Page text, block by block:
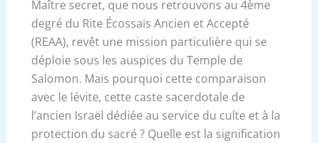
Maître secret, que nous retrouvons au 4ème
degré du Rite Écossais Ancien et Accepté
(REAA), revêt une mission particulière qui se
déploie sous les auspices du Temple de
Salomon. Mais pourquoi cette comparaison
avec le lévite, cette caste sacerdotale de
l’ancien Israël dédiée au service du culte et à la
protection du sacré ? Quelle est la signification